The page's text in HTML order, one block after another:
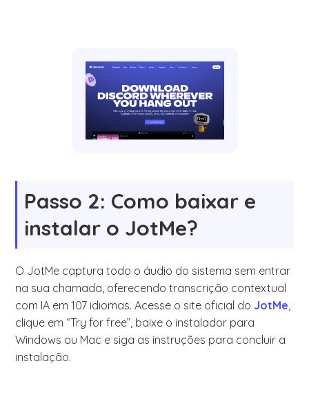
Passo 2: Como baixar e
instalar o JotMe?
O JotMe captura todo o áudio do sistema sem entrar
na sua chamada, oferecendo transcrição contextual
com IA em 107 idiomas. Acesse o site oficial do JotMe
clique em “Try for free”, baixe o instalador para
Windows ou Mac e siga as instruções para concluir a
instalação.